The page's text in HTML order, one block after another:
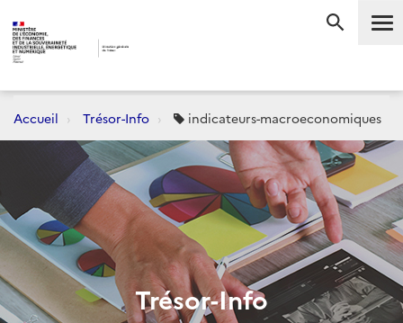
Accueil Trésor-Info indicateurs-macroeconomiques
Trésor-Info